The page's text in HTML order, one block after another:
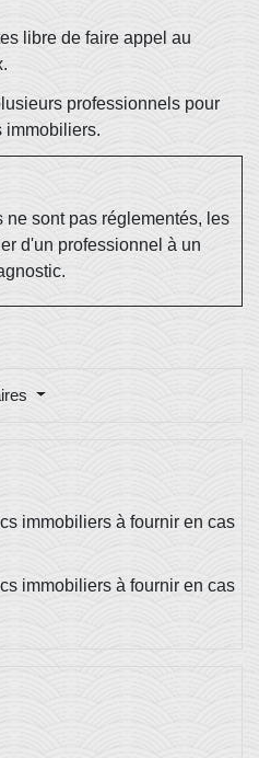
libre de faire appel au
professionnels pour
immobiliers.
ne sont pas réglementés, les
d'un professionnel à un
immobiliers à fournir en cas
immobiliers à fournir en cas